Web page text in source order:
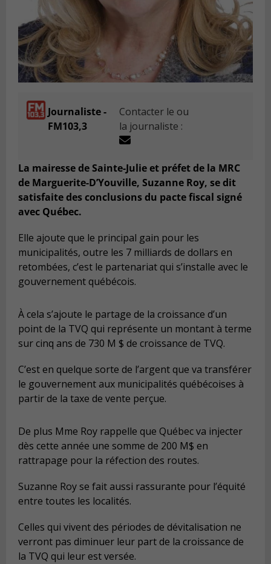
Journaliste -
FM103,3
Contacter le ou
la journaliste :
La mairesse de Sainte-Julie et préfet de la MRC
de Marguerite-D’Youville, Suzanne Roy, se dit
satisfaite des conclusions du pacte fiscal signé
avec Québec.
Elle ajoute que le principal gain pour les
municipalités, outre les 7 milliards de dollars en
retombées, c’est le partenariat qui s’installe avec le
gouvernement québécois.
À cela s’ajoute le partage de la croissance d’un
point de la TVQ qui représente un montant à terme
sur cinq ans de 730 M $ de croissance de TVQ.
C’est en quelque sorte de l’argent que va transférer
le gouvernement aux municipalités québécoises à
partir de la taxe de vente perçue.
De plus Mme Roy rappelle que Québec va injecter
dès cette année une somme de 200 M$ en
rattrapage pour la réfection des routes.
Suzanne Roy se fait aussi rassurante pour l’équité
entre toutes les localités.
Celles qui vivent des périodes de dévitalisation ne
verront pas diminuer leur part de la croissance de
la TVQ qui leur est versée.